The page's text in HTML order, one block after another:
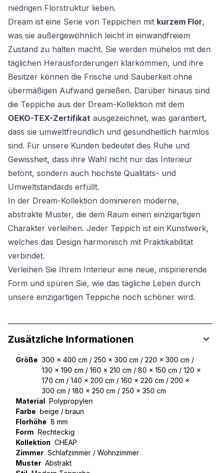
niedrigen Florstruktur lieben.
Dream ist eine Serie von Teppichen mit kurzem Flor,
was sie außergewöhnlich leicht in einwandfreiem
Zustand zu halten macht. Sie werden mühelos mit den
täglichen Herausforderungen klarkommen, und ihre
Besitzer können die Frische und Sauberkeit ohne
übermäßigen Aufwand genießen. Darüber hinaus sind
die Teppiche aus der Dream-Kollektion mit dem
OEKO-TEX-Zertifikat ausgezeichnet, was garantiert,
dass sie umweltfreundlich und gesundheitlich harmlos
sind. Für unsere Kunden bedeutet dies Ruhe und
Gewissheit, dass ihre Wahl nicht nur das Interieur
betont, sondern auch höchste Qualitäts- und
Umweltstandards erfüllt.
In der Dream-Kollektion dominieren moderne,
abstrakte Muster, die dem Raum einen einzigartigen
Charakter verleihen. Jeder Teppich ist ein Kunstwerk,
welches das Design harmonisch mit Praktikabilität
verbindet.
Verleihen Sie Ihrem Interieur eine neue, inspirierende
Form und spüren Sie, wie das tägliche Leben durch
unsere einzigartigen Teppiche noch schöner wird.
Zusätzliche Informationen
Größe 300 x 400 cm / 250 x 300 cm / 220 x 300 cm /
130 x 190 cm / 160 x 210 cm / 80 x 150 cm / 120 x
170 cm / 140 x 200 cm / 160 x 220 cm / 200 x
300 cm / 180 x 250 cm / 250 x 350 cm
Material Polypropylen
Farbe beige / braun
Florhöhe 8 mm
Form Rechteckig
Kollektion CHEAP
Zimmer Schlafzimmer / Wohnzimmer
Muster Abstrakt